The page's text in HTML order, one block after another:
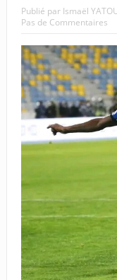
Publié par Ismaël
Pas de Commentaires